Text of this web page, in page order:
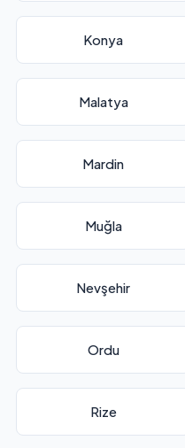
Konya
Malatya
Mardin
Muğla
Nevşehir
Ordu
Rize